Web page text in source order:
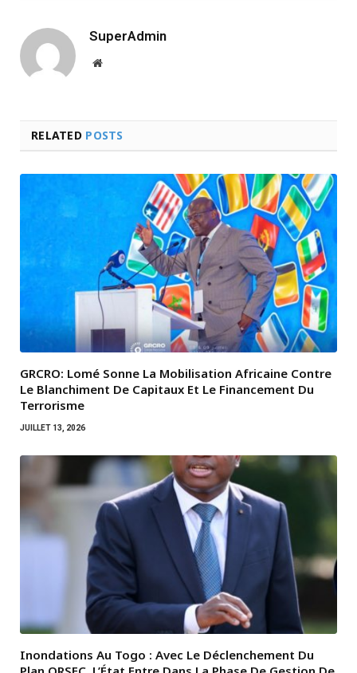
SuperAdmin
Website
RELATED POSTS
GRCRO: Lomé Sonne La Mobilisation Africaine Contre
Le Blanchiment De Capitaux Et Le Financement Du
Terrorisme
JUILLET 13, 2026
Inondations Au Togo : Avec Le Déclenchement Du